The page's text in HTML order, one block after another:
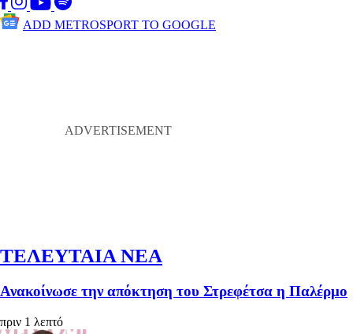
ADD METROSPORT TO GOOGLE
ΤΕΛΕΥΤΑΙΑ ΝΕΑ
Ανακοίνωσε την απόκτηση του Στρεφέτσα η Παλέρμο
πριν 1 λεπτό